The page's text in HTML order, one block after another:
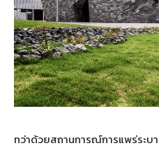
ทว่าด้วยสถานการณ์การแพร่ระบ